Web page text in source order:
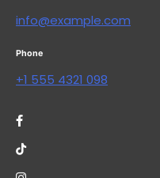
info@example.com
Phone
+1 555 4321 098